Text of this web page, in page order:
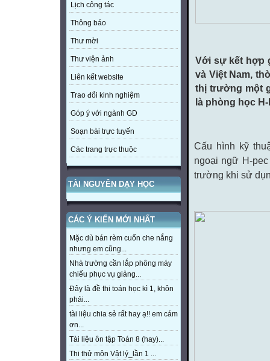
Lịch công tác
Thông báo
Thư mời
Thư viện ảnh
Liên kết website
Trao đổi kinh nghiệm
Góp ý với ngành GD
Soạn bài trực tuyến
Các trang trực thuộc
TÀI NGUYÊN DẠY HỌC
CÁC Ý KIẾN MỚI NHẤT
Mặc dù bán rèm cuốn che nắng
nhưng em cũng...
Nhà trường cần lắp phông máy
chiếu phục vụ giảng...
Đây là đề thi toán học kì 1, khôn
phải...
tài liệu chia sẻ rất hay ạ!! em cám
ơn...
Tài liệu ôn tập Toán 8 (hay)...
Thi thử môn Vật lý_lần 1 ...
Với sự kết hợp
và Việt Nam,
thị trường một
là phòng học
Cấu hình kỹ
ngoại ngữ H-
trường khi sử